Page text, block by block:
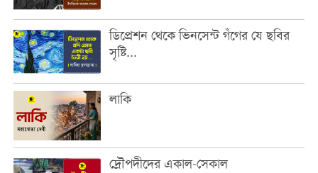
ডিপ্রেশন থেকে ভিনসেন্ট গঁগের যে ছবির
সৃষ্টি...
লাকি
দ্রৌপদীদের একাল-সেকাল